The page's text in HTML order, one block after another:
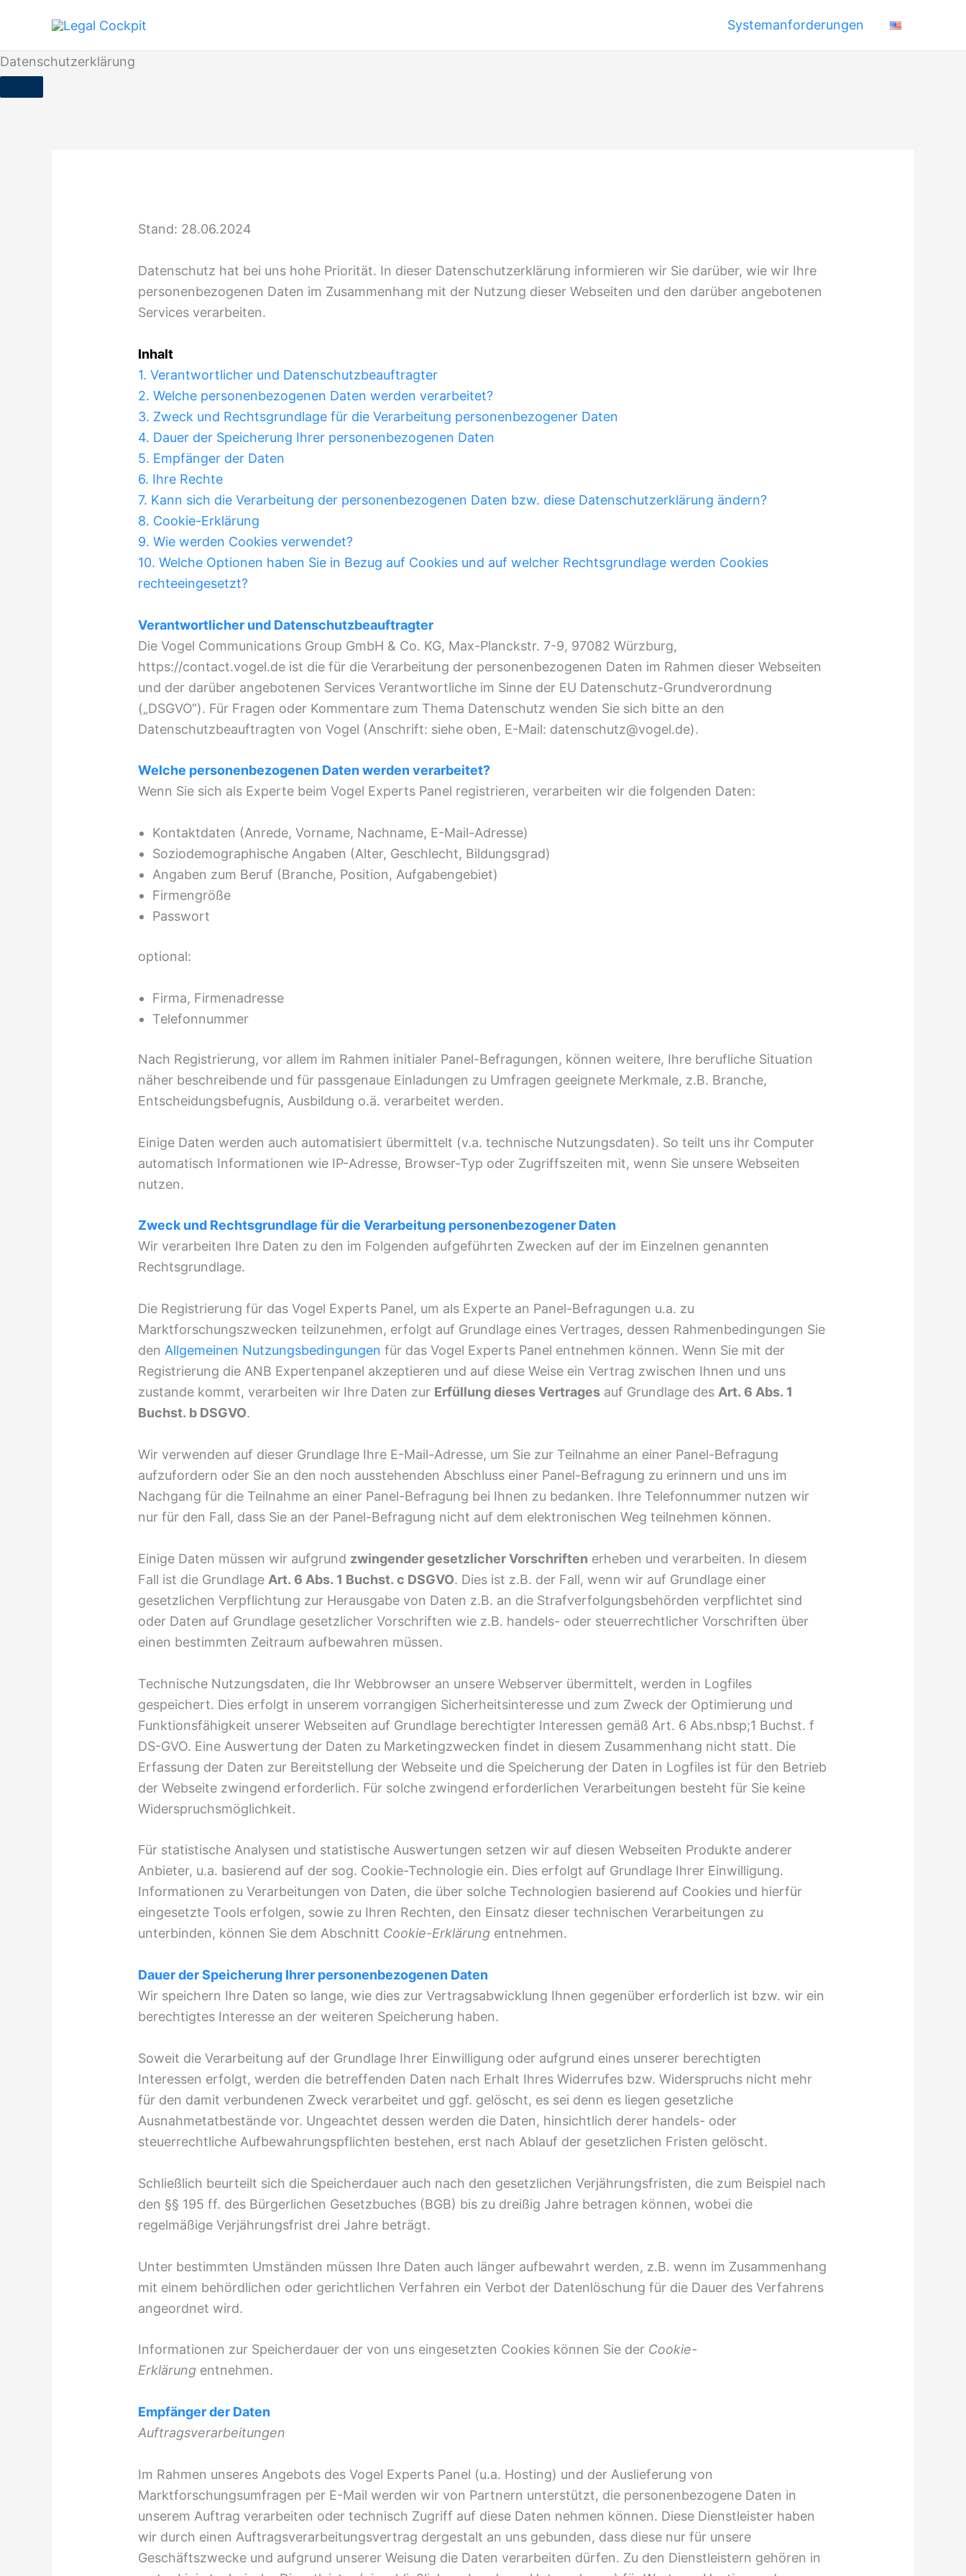
springen
Systemanforderungen
Datenschutzerklärung
Stand: 28.06.2024
Datenschutz hat bei uns hohe Priorität. In dieser Datenschutzerklärung informieren wir Sie darüber, wie wir Ihre
personenbezogenen Daten im Zusammenhang mit der Nutzung dieser Webseiten und den darüber angebotenen
Services verarbeiten.
Inhalt
1. Verantwortlicher und Datenschutzbeauftragter
2. Welche personenbezogenen Daten werden verarbeitet?
3. Zweck und Rechtsgrundlage für die Verarbeitung personenbezogener Daten
4. Dauer der Speicherung Ihrer personenbezogenen Daten
5. Empfänger der Daten
6. Ihre Rechte
7. Kann sich die Verarbeitung der personenbezogenen Daten bzw. diese Datenschutzerklärung ändern?
8. Cookie-Erklärung
9. Wie werden Cookies verwendet?
10. Welche Optionen haben Sie in Bezug auf Cookies und auf welcher Rechtsgrundlage werden Cookies
rechteeingesetzt?
Verantwortlicher und Datenschutzbeauftragter
Die Vogel Communications Group GmbH & Co. KG, Max-Planckstr. 7-9, 97082 Würzburg,
https://contact.vogel.de ist die für die Verarbeitung der personenbezogenen Daten im Rahmen dieser Webseiten
und der darüber angebotenen Services Verantwortliche im Sinne der EU Datenschutz-Grundverordnung
(„DSGVO“). Für Fragen oder Kommentare zum Thema Datenschutz wenden Sie sich bitte an den
Datenschutzbeauftragten von Vogel (Anschrift: siehe oben, E-Mail: datenschutz@vogel.de).
Welche personenbezogenen Daten werden verarbeitet?
Wenn Sie sich als Experte beim Vogel Experts Panel registrieren, verarbeiten wir die folgenden Daten:
Kontaktdaten (Anrede, Vorname, Nachname, E-Mail-Adresse)
Soziodemographische Angaben (Alter, Geschlecht, Bildungsgrad)
Angaben zum Beruf (Branche, Position, Aufgabengebiet)
Firmengröße
Passwort
optional:
Firma, Firmenadresse
Telefonnummer
Nach Registrierung, vor allem im Rahmen initialer Panel-Befragungen, können weitere, Ihre berufliche Situation
näher beschreibende und für passgenaue Einladungen zu Umfragen geeignete Merkmale, z.B. Branche,
Entscheidungsbefugnis, Ausbildung o.ä. verarbeitet werden.
Einige Daten werden auch automatisiert übermittelt (v.a. technische Nutzungsdaten). So teilt uns ihr Computer
automatisch Informationen wie IP-Adresse, Browser-Typ oder Zugriffszeiten mit, wenn Sie unsere Webseiten
nutzen.
Zweck und Rechtsgrundlage für die Verarbeitung personenbezogener Daten
Wir verarbeiten Ihre Daten zu den im Folgenden aufgeführten Zwecken auf der im Einzelnen genannten
Rechtsgrundlage.
Die Registrierung für das Vogel Experts Panel, um als Experte an Panel-Befragungen u.a. zu
Marktforschungszwecken teilzunehmen, erfolgt auf Grundlage eines Vertrages, dessen Rahmenbedingungen Sie
denAllgemeinen Nutzungsbedingungen für das Vogel Experts Panel entnehmen können. Wenn Sie mit der
Registrierung die ANB Expertenpanel akzeptieren und auf diese Weise ein Vertrag zwischen Ihnen und uns
zustande kommt, verarbeiten wir Ihre Daten zur Erfüllung dieses Vertrages auf Grundlage desArt. 6 Abs. 1
Buchst. b DSGVO.
Wir verwenden auf dieser Grundlage Ihre E-Mail-Adresse, um Sie zur Teilnahme an einer Panel-Befragung
aufzufordern oder Sie an den noch ausstehenden Abschluss einer Panel-Befragung zu erinnern und uns im
Nachgang für die Teilnahme an einer Panel-Befragung bei Ihnen zu bedanken. Ihre Telefonnummer nutzen wir
nur für den Fall, dass Sie an der Panel-Befragung nicht auf dem elektronischen Weg teilnehmen können.
Einige Daten müssen wir aufgrund zwingender gesetzlicher Vorschriften erheben und verarbeiten. In diesem
Fall ist die Grundlage Art. 6 Abs. 1 Buchst. c DSGVO. Dies ist z.B. der Fall, wenn wir auf Grundlage einer
gesetzlichen Verpflichtung zur Herausgabe von Daten z.B. an die Strafverfolgungsbehörden verpflichtet sind
oder Daten auf Grundlage gesetzlicher Vorschriften wie z.B. handels- oder steuerrechtlicher Vorschriften über
einen bestimmten Zeitraum aufbewahren müssen.
Technische Nutzungsdaten, die Ihr Webbrowser an unsere Webserver übermittelt, werden in Logfiles
gespeichert. Dies erfolgt in unserem vorrangigen Sicherheitsinteresse und zum Zweck der Optimierung und
Funktionsfähigkeit unserer Webseiten auf Grundlage berechtigter Interessen gemäß Art. 6 Abs.nbsp;1 Buchst. f
DS-GVO. Eine Auswertung der Daten zu Marketingzwecken findet in diesem Zusammenhang nicht statt. Die
Erfassung der Daten zur Bereitstellung der Webseite und die Speicherung der Daten in Logfiles ist für den Betrieb
der Webseite zwingend erforderlich. Für solche zwingend erforderlichen Verarbeitungen besteht für Sie keine
Widerspruchsmöglichkeit.
Für statistische Analysen und statistische Auswertungen setzen wir auf diesen Webseiten Produkte anderer
Anbieter, u.a. basierend auf der sog. Cookie-Technologie ein. Dies erfolgt auf Grundlage Ihrer Einwilligung.
Informationen zu Verarbeitungen von Daten, die über solche Technologien basierend auf Cookies und hierfür
eingesetzte Tools erfolgen, sowie zu Ihren Rechten, den Einsatz dieser technischen Verarbeitungen zu
unterbinden, können Sie dem Abschnitt Cookie-Erklärung entnehmen.
Dauer der Speicherung Ihrer personenbezogenen Daten
Wir speichern Ihre Daten so lange, wie dies zur Vertragsabwicklung Ihnen gegenüber erforderlich ist bzw. wir ein
berechtigtes Interesse an der weiteren Speicherung haben.
Soweit die Verarbeitung auf der Grundlage Ihrer Einwilligung oder aufgrund eines unserer berechtigten
Interessen erfolgt, werden die betreffenden Daten nach Erhalt Ihres Widerrufes bzw. Widerspruchs nicht mehr
für den damit verbundenen Zweck verarbeitet und ggf. gelöscht, es sei denn es liegen gesetzliche
Ausnahmetatbestände vor. Ungeachtet dessen werden die Daten, hinsichtlich derer handels- oder
steuerrechtliche Aufbewahrungspflichten bestehen, erst nach Ablauf der gesetzlichen Fristen gelöscht.
Schließlich beurteilt sich die Speicherdauer auch nach den gesetzlichen Verjährungsfristen, die zum Beispiel nach
den §§ 195 ff. des Bürgerlichen Gesetzbuches (BGB) bis zu dreißig Jahre betragen können, wobei die
regelmäßige Verjährungsfrist drei Jahre beträgt.
Unter bestimmten Umständen müssen Ihre Daten auch länger aufbewahrt werden, z.B. wenn im Zusammenhang
mit einem behördlichen oder gerichtlichen Verfahren ein Verbot der Datenlöschung für die Dauer des Verfahrens
angeordnet wird.
Informationen zur Speicherdauer der von uns eingesetzten Cookies können Sie der Cookie-
Erklärung entnehmen.
Empfänger der Daten
Auftragsverarbeitungen
Im Rahmen unseres Angebots des Vogel Experts Panel (u.a. Hosting) und der Auslieferung von
Marktforschungsumfragen per E-Mail werden wir von Partnern unterstützt, die personenbezogene Daten in
unserem Auftrag verarbeiten oder technisch Zugriff auf diese Daten nehmen können. Diese Dienstleister haben
wir durch einen Auftragsverarbeitungsvertrag dergestalt an uns gebunden, dass diese nur für unsere
Geschäftszwecke und aufgrund unserer Weisung die Daten verarbeiten dürfen. Zu den Dienstleistern gehören in